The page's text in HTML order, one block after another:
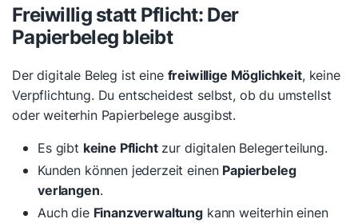
Freiwillig statt Pflicht: Der
Papierbeleg bleibt
Der digitale Beleg ist eine freiwillige Möglichkeit, keine
Verpflichtung. Du entscheidest selbst, ob du umstellst
oder weiterhin Papierbelege ausgibst.
Es gibt keine Pflichtzur digitalen Belegerteilung.
Kunden können jederzeit einen Papierbeleg
verlangen.
Auch die Finanzverwaltung kann weiterhin einen